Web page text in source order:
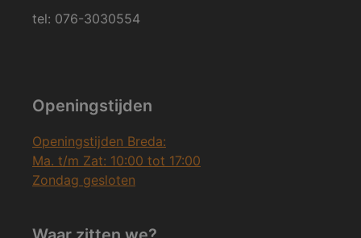
tel: 076-3030554
Openingstijden
Openingstijden Breda:
Ma. t/m Zat: 10:00 tot 17:00
Zondag gesloten